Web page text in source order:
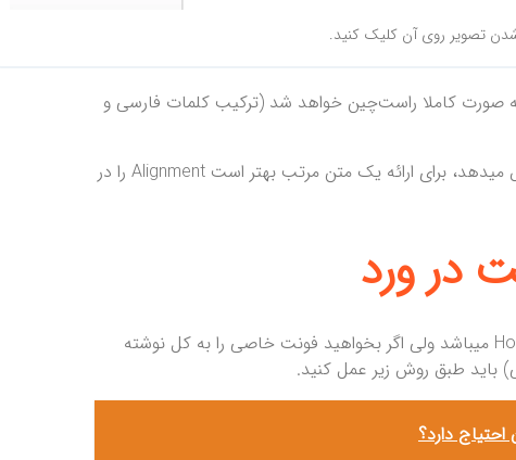
تصویر روی آن کلیک کنید.
صورت کاملا راست‌چین خواهد شد (ترکیب کلمات فارسی و
این کار تمام جملات شما را به صورت راست‌چین نمایش میدهد، برای ارائه یک متن مرتب بهتر است Alignment را در
در ورد
یکی از راه‌های تنظیم فونت استفاده از منوی Font در تب Home میباشد ولی اگر بخواهید فونت خاصی را به کل نوشته
باید طبق روش زیر عمل کنید.
دارد؟